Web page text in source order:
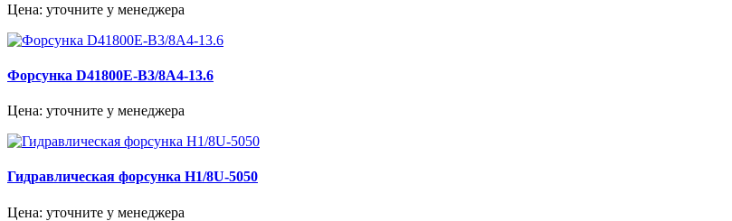
Цена: уточните у менеджера
Форсунка D41800E-B3/8A4-13.6
Цена: уточните у менеджера
Гидравлическая форсунка H1/8U-5050
Цена: уточните у менеджера